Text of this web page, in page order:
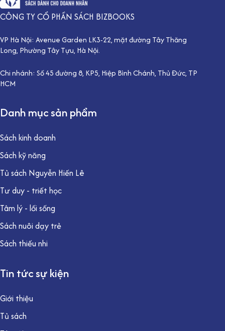
CÔNG TY CỔ PHẦN SÁCH BIZBOOKS
VP Hà Nội: Avenue Garden LK3-22, mặt đường Tây Thăng
Long, Phường Tây Tựu, Hà Nội.
Chi nhánh: Số 45 đường 8, KP5, Hiệp Bình Chánh, Thủ Đức, TP
HCM
Danh mục sản phẩm
Sách kinh doanh
Sách kỹ năng
Tủ sách Nguyễn Hiến Lê
Tư duy - triết học
Tâm lý - lối sống
Sách nuôi dạy trẻ
Sách thiếu nhi
Tin tức sự kiện
Giới thiệu
Tủ sách